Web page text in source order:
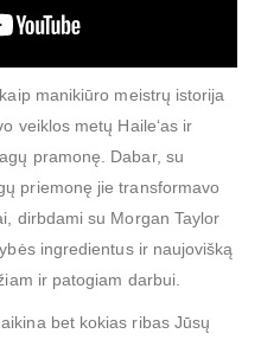
manikiūro meistrų istorija
veiklos metų Haile‘as ir
pramonę. Dabar, su
priemonę jie transformavo
dirbdami su Morgan Taylor
ingredientus ir naujovišką
ir patogiam darbui.
bet kokias ribas Jūsų